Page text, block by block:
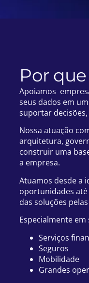
Por
Apoiamos
seus dados em
suportar decisões,
Nossa atuação
arquitetura,
construir uma
a empresa.
Atuamos desde a
oportunidades
das soluções
Especialmente
Serviços
Seguros
Mobilidade
Grandes